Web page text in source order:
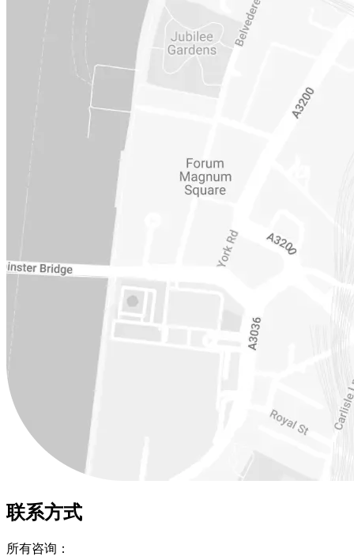
联系方式
所有咨询：